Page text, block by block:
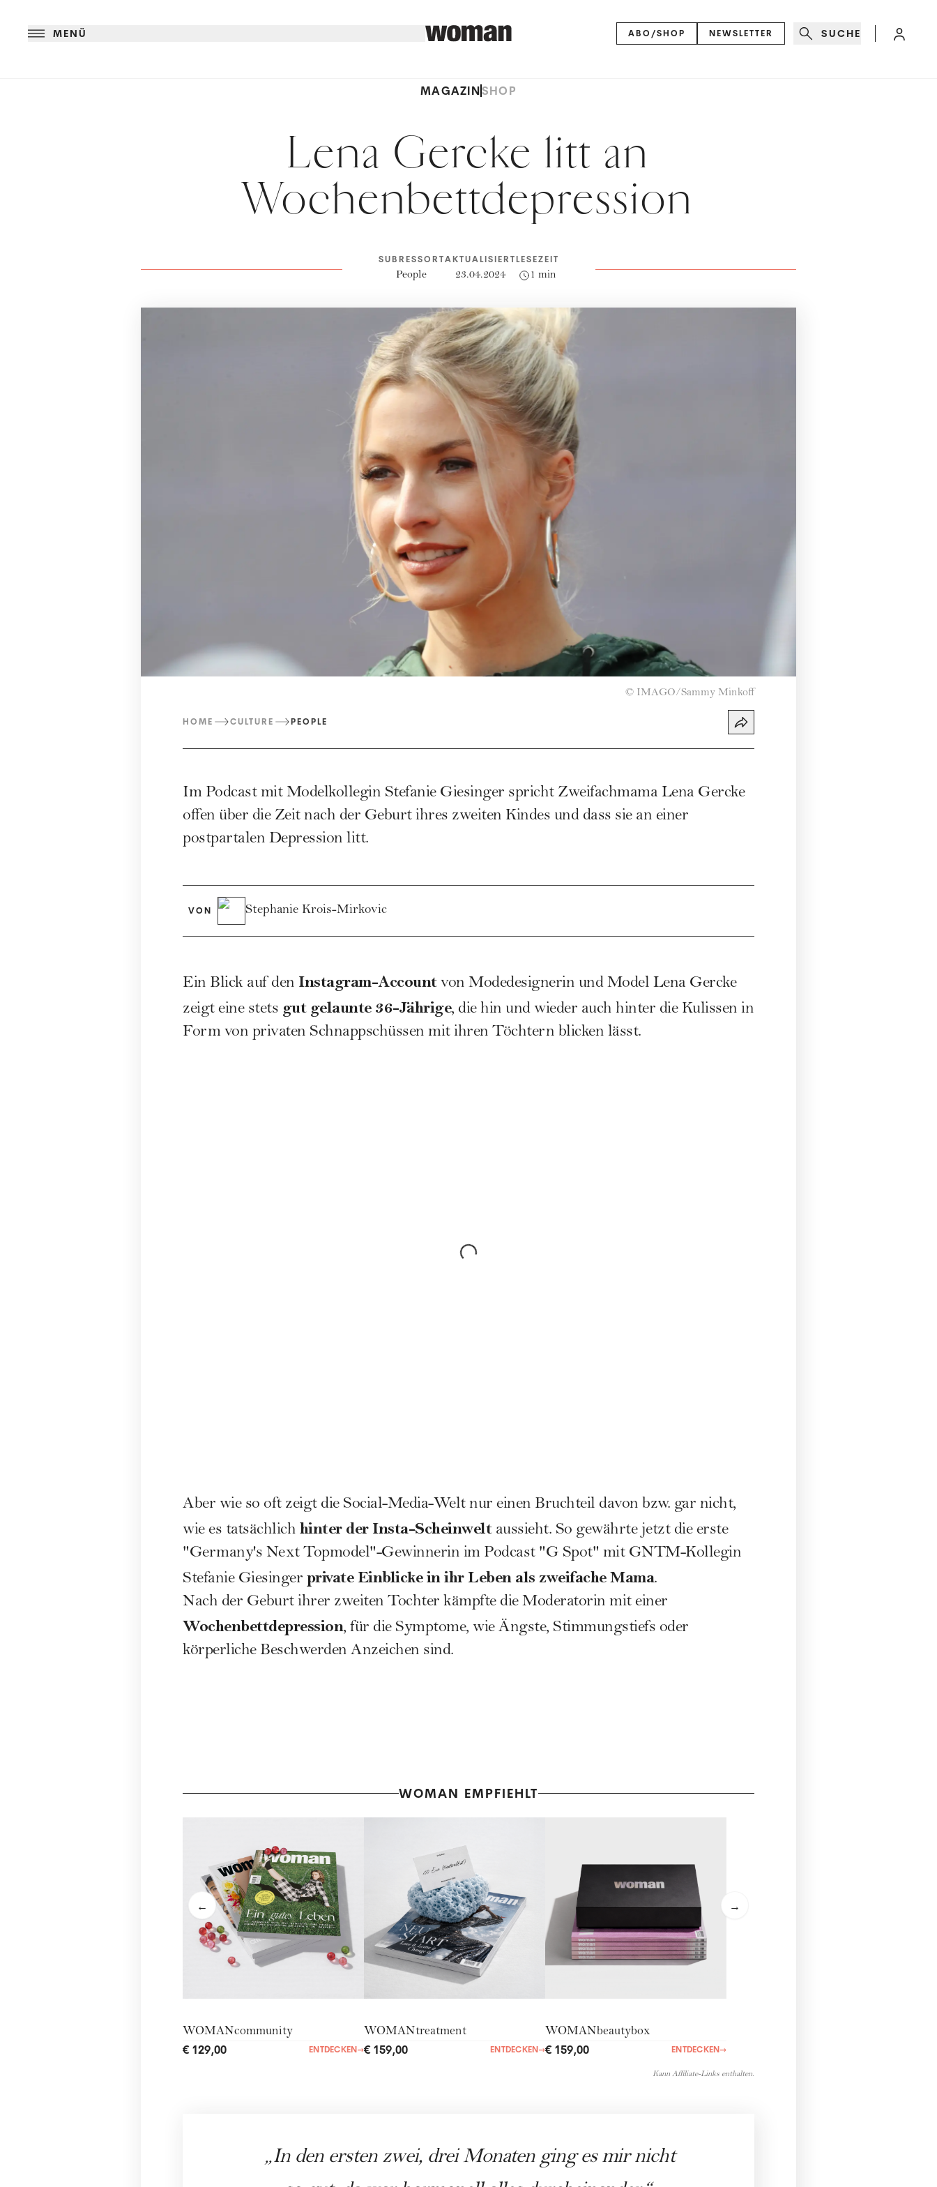
MENÜ ABO/SHOP NEWSLETTER SUCHE
MAGAZINSHOP
Lena Gercke litt an
Wochenbettdepression
SUBRESSORT
People
AKTUALISIERT
23.04.2024
LESEZEIT
1 min
© IMAGO/Sammy Minkoff
HOME CULTURE PEOPLE
Im Podcast mit Modelkollegin Stefanie Giesinger spricht Zweifachmama Lena Gercke
offen über die Zeit nach der Geburt ihres zweiten Kindes und dass sie an einer
postpartalen Depression litt.
VON Stephanie Krois-Mirkovic
Ein Blick auf den Instagram-Accountvon Modedesignerin und Model Lena Gercke
zeigt eine stets gut gelaunte 36-Jährige, die hin und wieder auch hinter die Kulissen in
Form von privaten Schnappschüssen mit ihren Töchtern blicken lässt.
Aber wie so oft zeigt die Social-Media-Welt nur einen Bruchteil davon bzw. gar nicht,
wie es tatsächlich hinter der Insta-Scheinweltaussieht. So gewährte jetzt die erste
"Germany's Next Topmodel"-Gewinnerin im Podcast "G Spot" mit GNTM-Kollegin
Stefanie Giesinger private Einblicke in ihr Leben als zweifache Mama.
Nach der Geburtihrer zweiten Tochter kämpfte die Moderatorin mit einer
Wochenbettdepression, für die Symptome, wie Ängste, Stimmungstiefs oder
körperliche Beschwerden Anzeichen sind.
WOMAN EMPFIEHLT
← →
WOMANcommunity
€ 129,00 ENTDECKEN→
WOMANtreatment
€ 159,00 ENTDECKEN→
WOMANbeautybox
€ 159,00 ENTDECKEN→
Kann Affiliate-Links enthalten.
In den ersten zwei, drei Monaten ging es mir nicht